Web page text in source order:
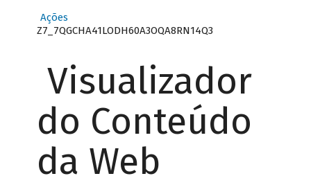
Ações
Z7_7QGCHA41LODH60A3OQA8RN14Q3
Visualizador
do Conteúdo
da Web